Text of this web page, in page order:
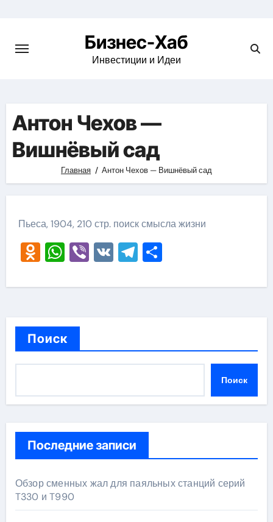
content
Бизнес-Хаб
Инвестиции и Идеи
Антон Чехов —
Вишнёвый сад
Главная Антон Чехов — Вишнёвый сад
Пьеса, 1904, 210 стр. поиск смысла жизни
Odnoklassniki
WhatsApp
Viber
VKTelegram
Отправить
Поиск
Поиск
Последние записи
Обзор сменных жал для паяльных станций серий
T330 и T990